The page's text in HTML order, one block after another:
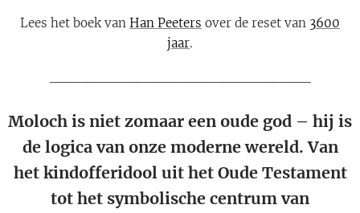
Lees het boek van Han Peeters over de reset van 3600
jaar.
Moloch is niet zomaar een oude god – hij is
de logica van onze moderne wereld. Van
het kindofferidool uit het Oude Testament
tot het symbolische centrum van